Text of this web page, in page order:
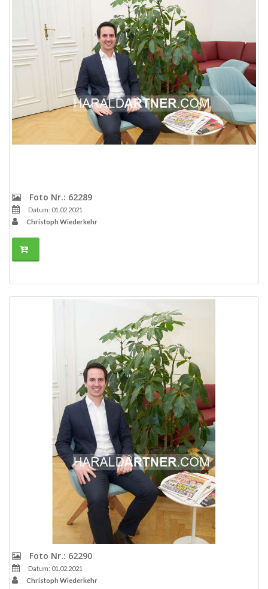
Foto Nr.: 62289
Datum: 01.02.2021
Christoph Wiederkehr
Foto Nr.: 62290
Datum: 01.02.2021
Christoph Wiederkehr